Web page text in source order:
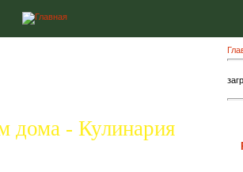
дома - Кулинария